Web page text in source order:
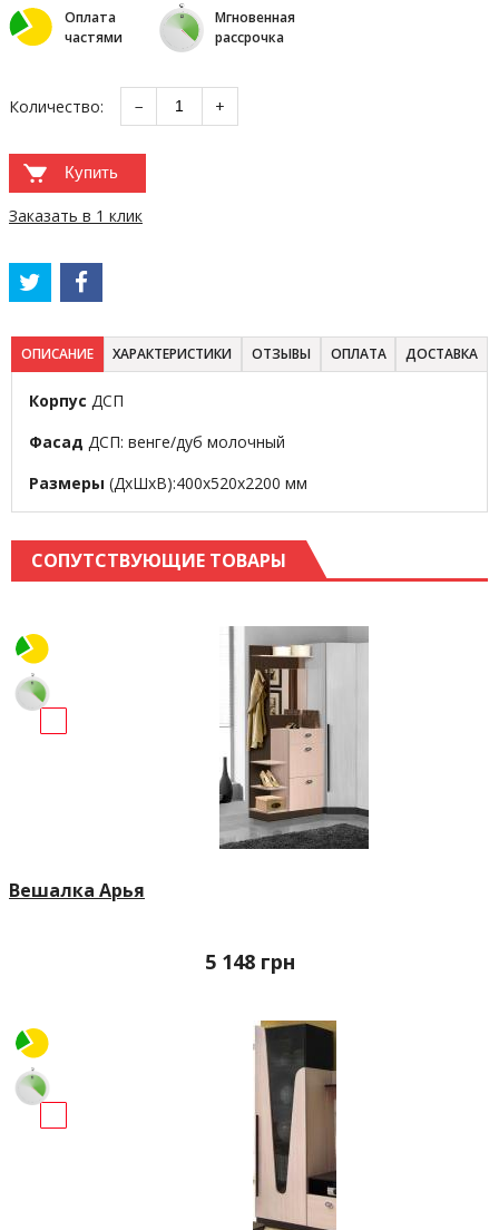
Оплата
частями
Мгновенная
рассрочка
Количество: − +
Купить
Заказать в 1 клик
ОПИСАНИЕ ХАРАКТЕРИСТИКИ ОТЗЫВЫ ОПЛАТА ДОСТАВКА
Корпус ДСП
Фасад ДСП: венге/дуб молочный
Размеры (ДхШхВ):400х520х2200 мм
СОПУТСТВУЮЩИЕ ТОВАРЫ
Вешалка Арья
5 148 грн